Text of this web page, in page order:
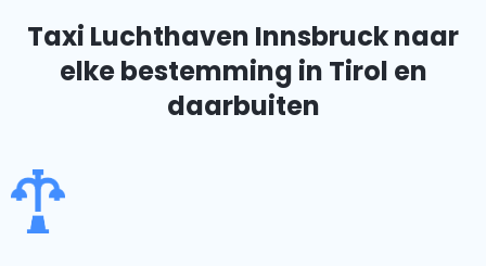
Taxi Luchthaven Innsbrucknaar
elke bestemming in Tirol en
daarbuiten